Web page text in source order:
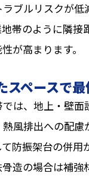
ブルリスクが
帯のように隣
が高まります。
スペースで
は、地上・壁
風排出への配
防振架台の併
造の場合は補